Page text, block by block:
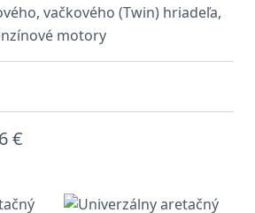
vačkového (Twin) hriadeľa,
motory
€